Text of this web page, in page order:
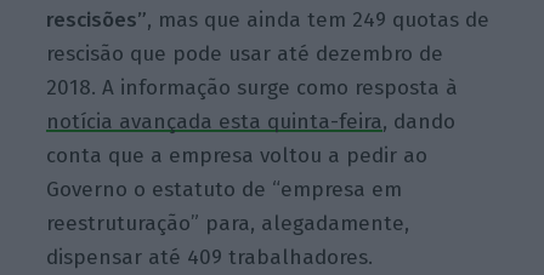
rescisões”, mas que ainda tem 249 quotas de
rescisão que pode usar até dezembro de
2018. A informação surge como resposta à
notícia avançada esta quinta-feira, dando
conta que a empresa voltou a pedir ao
Governo o estatuto de “empresa em
reestruturação” para, alegadamente,
dispensar até 409 trabalhadores.